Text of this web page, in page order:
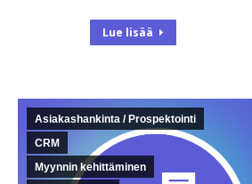
Lue lisää
Asiakashankinta / Prospektointi
CRM
Myynnin kehittäminen